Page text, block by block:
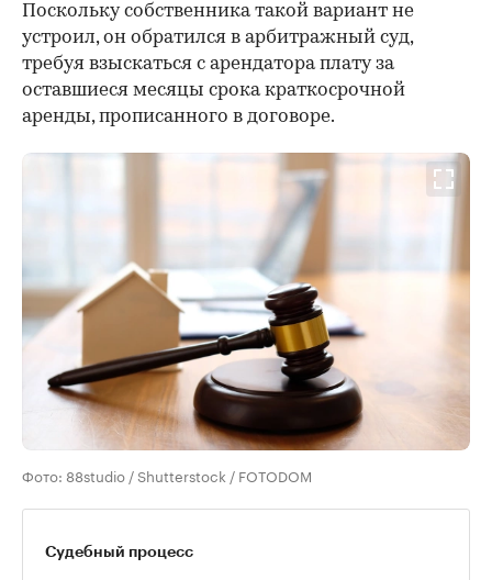
Поскольку собственника такой вариант не
устроил, он обратился в арбитражный суд,
требуя взыскаться с арендатора плату за
оставшиеся месяцы срока краткосрочной
аренды, прописанного в договоре.
Фото: 88studio / Shutterstock / FOTODOM
Судебный процесс